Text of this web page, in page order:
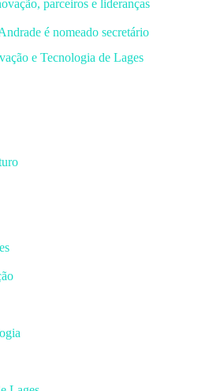
parceiros e lideranças
é nomeado secretário
e Tecnologia de Lages